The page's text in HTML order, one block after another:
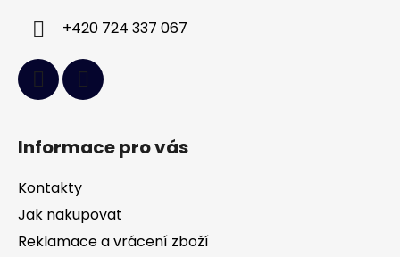
+420 724 337 067
Informace pro vás
Kontakty
Jak nakupovat
Reklamace a vrácení zboží